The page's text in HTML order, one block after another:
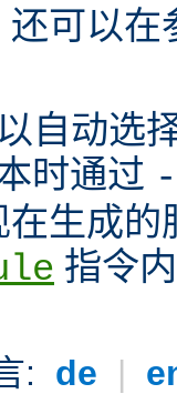
可以在
自动选
时通过
生成
指令
: de |